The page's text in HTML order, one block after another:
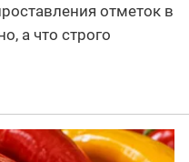
отметок в
а что строго